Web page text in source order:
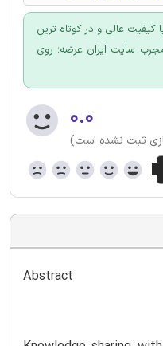
کیفیت عالی و در کوتاه ترین
سایت ایران عرضه؛ روی
۰.۰
ثبت نشده است)
Abstract